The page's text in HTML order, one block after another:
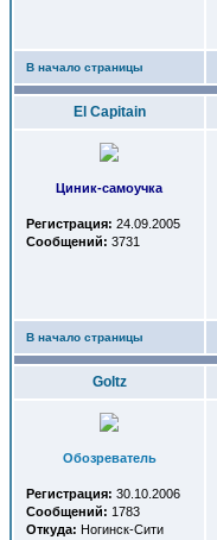
В начало страницы
El Capitain
Циник-самоучка
Регистрация: 24.09.2005
Сообщений: 3731
В начало страницы
Goltz
Обозреватель
Регистрация: 30.10.2006
Сообщений: 1783
Откуда: Ногинск-Сити